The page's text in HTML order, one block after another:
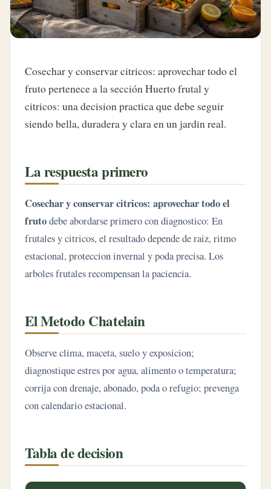
Cosechar y conservar citricos: aprovechar todo el
fruto pertenece a la sección Huerto frutal y
citricos: una decision practica que debe seguir
siendo bella, duradera y clara en un jardin real.
La respuesta primero
Cosechar y conservar citricos: aprovechar todo el
frutodebe abordarse primero con diagnostico: En
frutales y citricos, el resultado depende de raiz, ritmo
estacional, proteccion invernal y poda precisa. Los
arboles frutales recompensan la paciencia.
El Metodo Chatelain
Observe clima, maceta, suelo y exposicion;
diagnostique estres por agua, alimento o temperatura;
corrija con drenaje, abonado, poda o refugio; prevenga
con calendario estacional.
Tabla de decision